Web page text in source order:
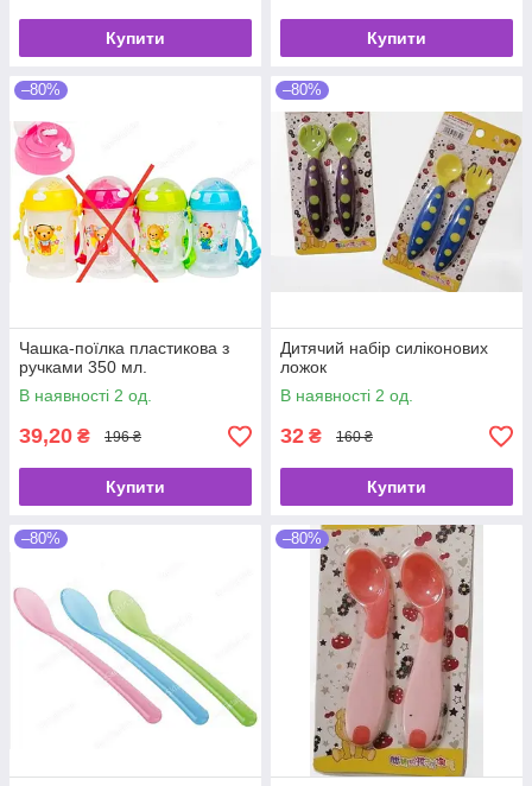
Купити Купити
–80%
Чашка-поїлка пластикова з
ручками 350 мл.
В наявності 2 од.
39,20 ₴ 196 ₴
Купити
–80%
Дитячий набір силіконових
ложок
В наявності 2 од.
32 ₴ 160 ₴
Купити
–80% –80%